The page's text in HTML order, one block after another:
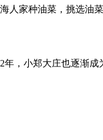
人家种油菜，挑选油
，小郑大庄也逐渐成